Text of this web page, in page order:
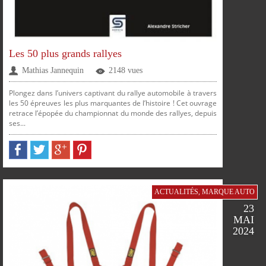
SUR SUR
Les 50 plus grands rallyes
Mathias Jannequin 2148 vues
Plongez dans l’univers captivant du rallye automobile à travers
les 50 épreuves les plus marquantes de l’histoire ! Cet ouvrage
retrace l’épopée du championnat du monde des rallyes, depuis
ses...
ACTUALITÉS, MARQUE AUTO
23
MAI
2024